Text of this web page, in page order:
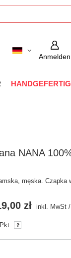
Anmelden
NANA
męska. Czapka
zł inkl. MwSt
Pkt.